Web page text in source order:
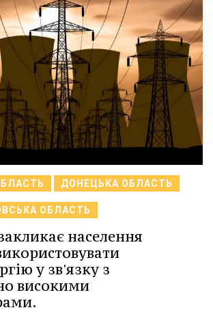
ДОНЕЦЬКА ОБЛАСТЬ
ОБЛАСТЬ
населення
у зв'язку з
високими